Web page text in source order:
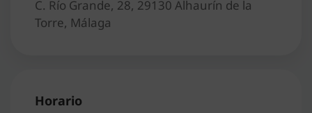
C. Río Grande, 28, 29130 Alhaurín de la
Torre, Málaga
Horario